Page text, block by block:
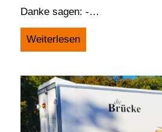
Danke sagen: -…
Weiterlesen